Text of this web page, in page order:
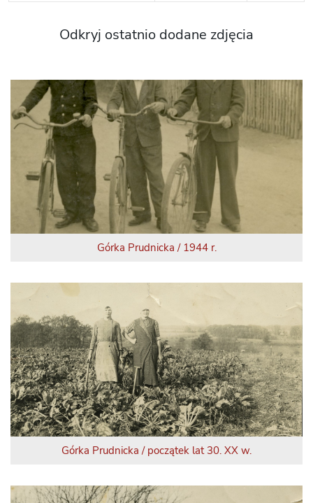
Odkryj ostatnio dodane zdjęcia
Górka Prudnicka / 1944 r.
Górka Prudnicka / początek lat 30. XX w.